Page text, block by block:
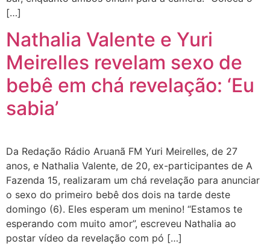
[…]
Nathalia Valente e Yuri
Meirelles revelam sexo de
bebê em chá revelação: ‘Eu
sabia’
Da Redação Rádio Aruanã FM Yuri Meirelles, de 27
anos, e Nathalia Valente, de 20, ex-participantes de A
Fazenda 15, realizaram um chá revelação para anunciar
o sexo do primeiro bebê dos dois na tarde deste
domingo (6). Eles esperam um menino! “Estamos te
esperando com muito amor”, escreveu Nathalia ao
postar vídeo da revelação com pó […]